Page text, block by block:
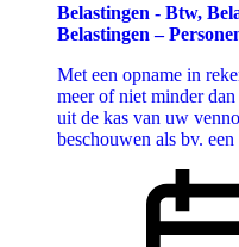
Belastingen - Btw,
Belastingen –
Met een opname in
meer of niet minder
uit de kas van uw
beschouwen als bv.